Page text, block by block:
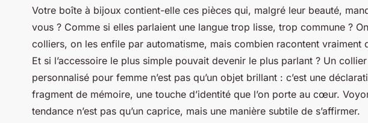
personnalité avec un
personnalisé
de lecture
Votre boîte à bijoux contient-elle ces pièces qui, malgré leur beauté,
vous ? Comme si elles parlaient une langue trop lisse, trop commune ?
colliers, on les enfile par automatisme, mais combien racontent vraiment
Et si l’accessoire le plus simple pouvait devenir le plus parlant ? Un
personnalisé pour femme n’est pas qu’un objet brillant : c’est une
fragment de mémoire, une touche d’identité que l’on porte au cœur.
tendance n’est pas qu’un caprice, mais une manière subtile de s’affirmer.